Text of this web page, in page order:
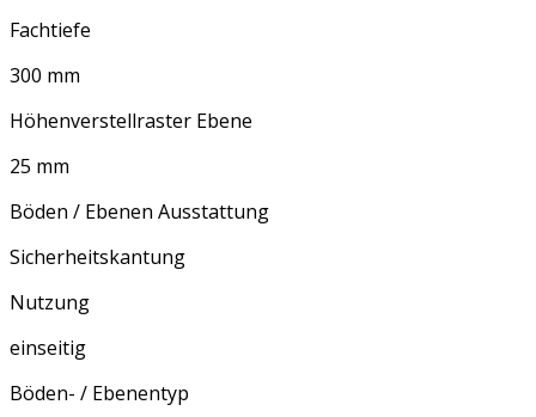
Fachtiefe
300 mm
Höhenverstellraster Ebene
25 mm
Böden / Ebenen Ausstattung
Sicherheitskantung
Nutzung
einseitig
Böden- / Ebenentyp